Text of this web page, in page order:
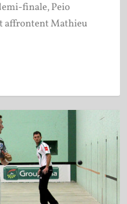
finale, Peio
affrontent Mathieu